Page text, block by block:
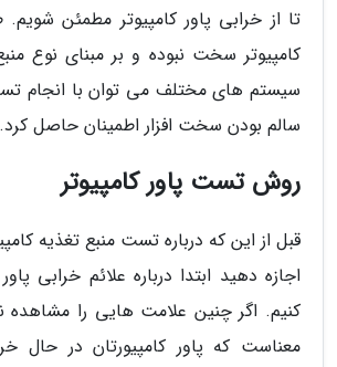
تا از خرابی پاور کامپیوتر مطمئن
کامپیوتر سخت نبوده و بر مبنای نوع
سیستم های مختلف می توان با انجام
سالم بودن سخت افزار اطمینان حاصل کرد.
روش تست پاور کامپیوتر
قبل از این که درباره تست منبع تغذیه
اجازه دهید ابتدا درباره علائم خرابی
کنیم. اگر چنین علامت هایی را مشاهده
معناست که پاور کامپیورتان در حال